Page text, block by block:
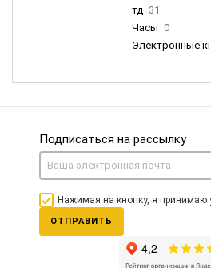
тд 31
Часы 0
Электронные
Подписаться на рассылку
Нажимая на кнопку, я принимаю
ОТПРАВИТЬ